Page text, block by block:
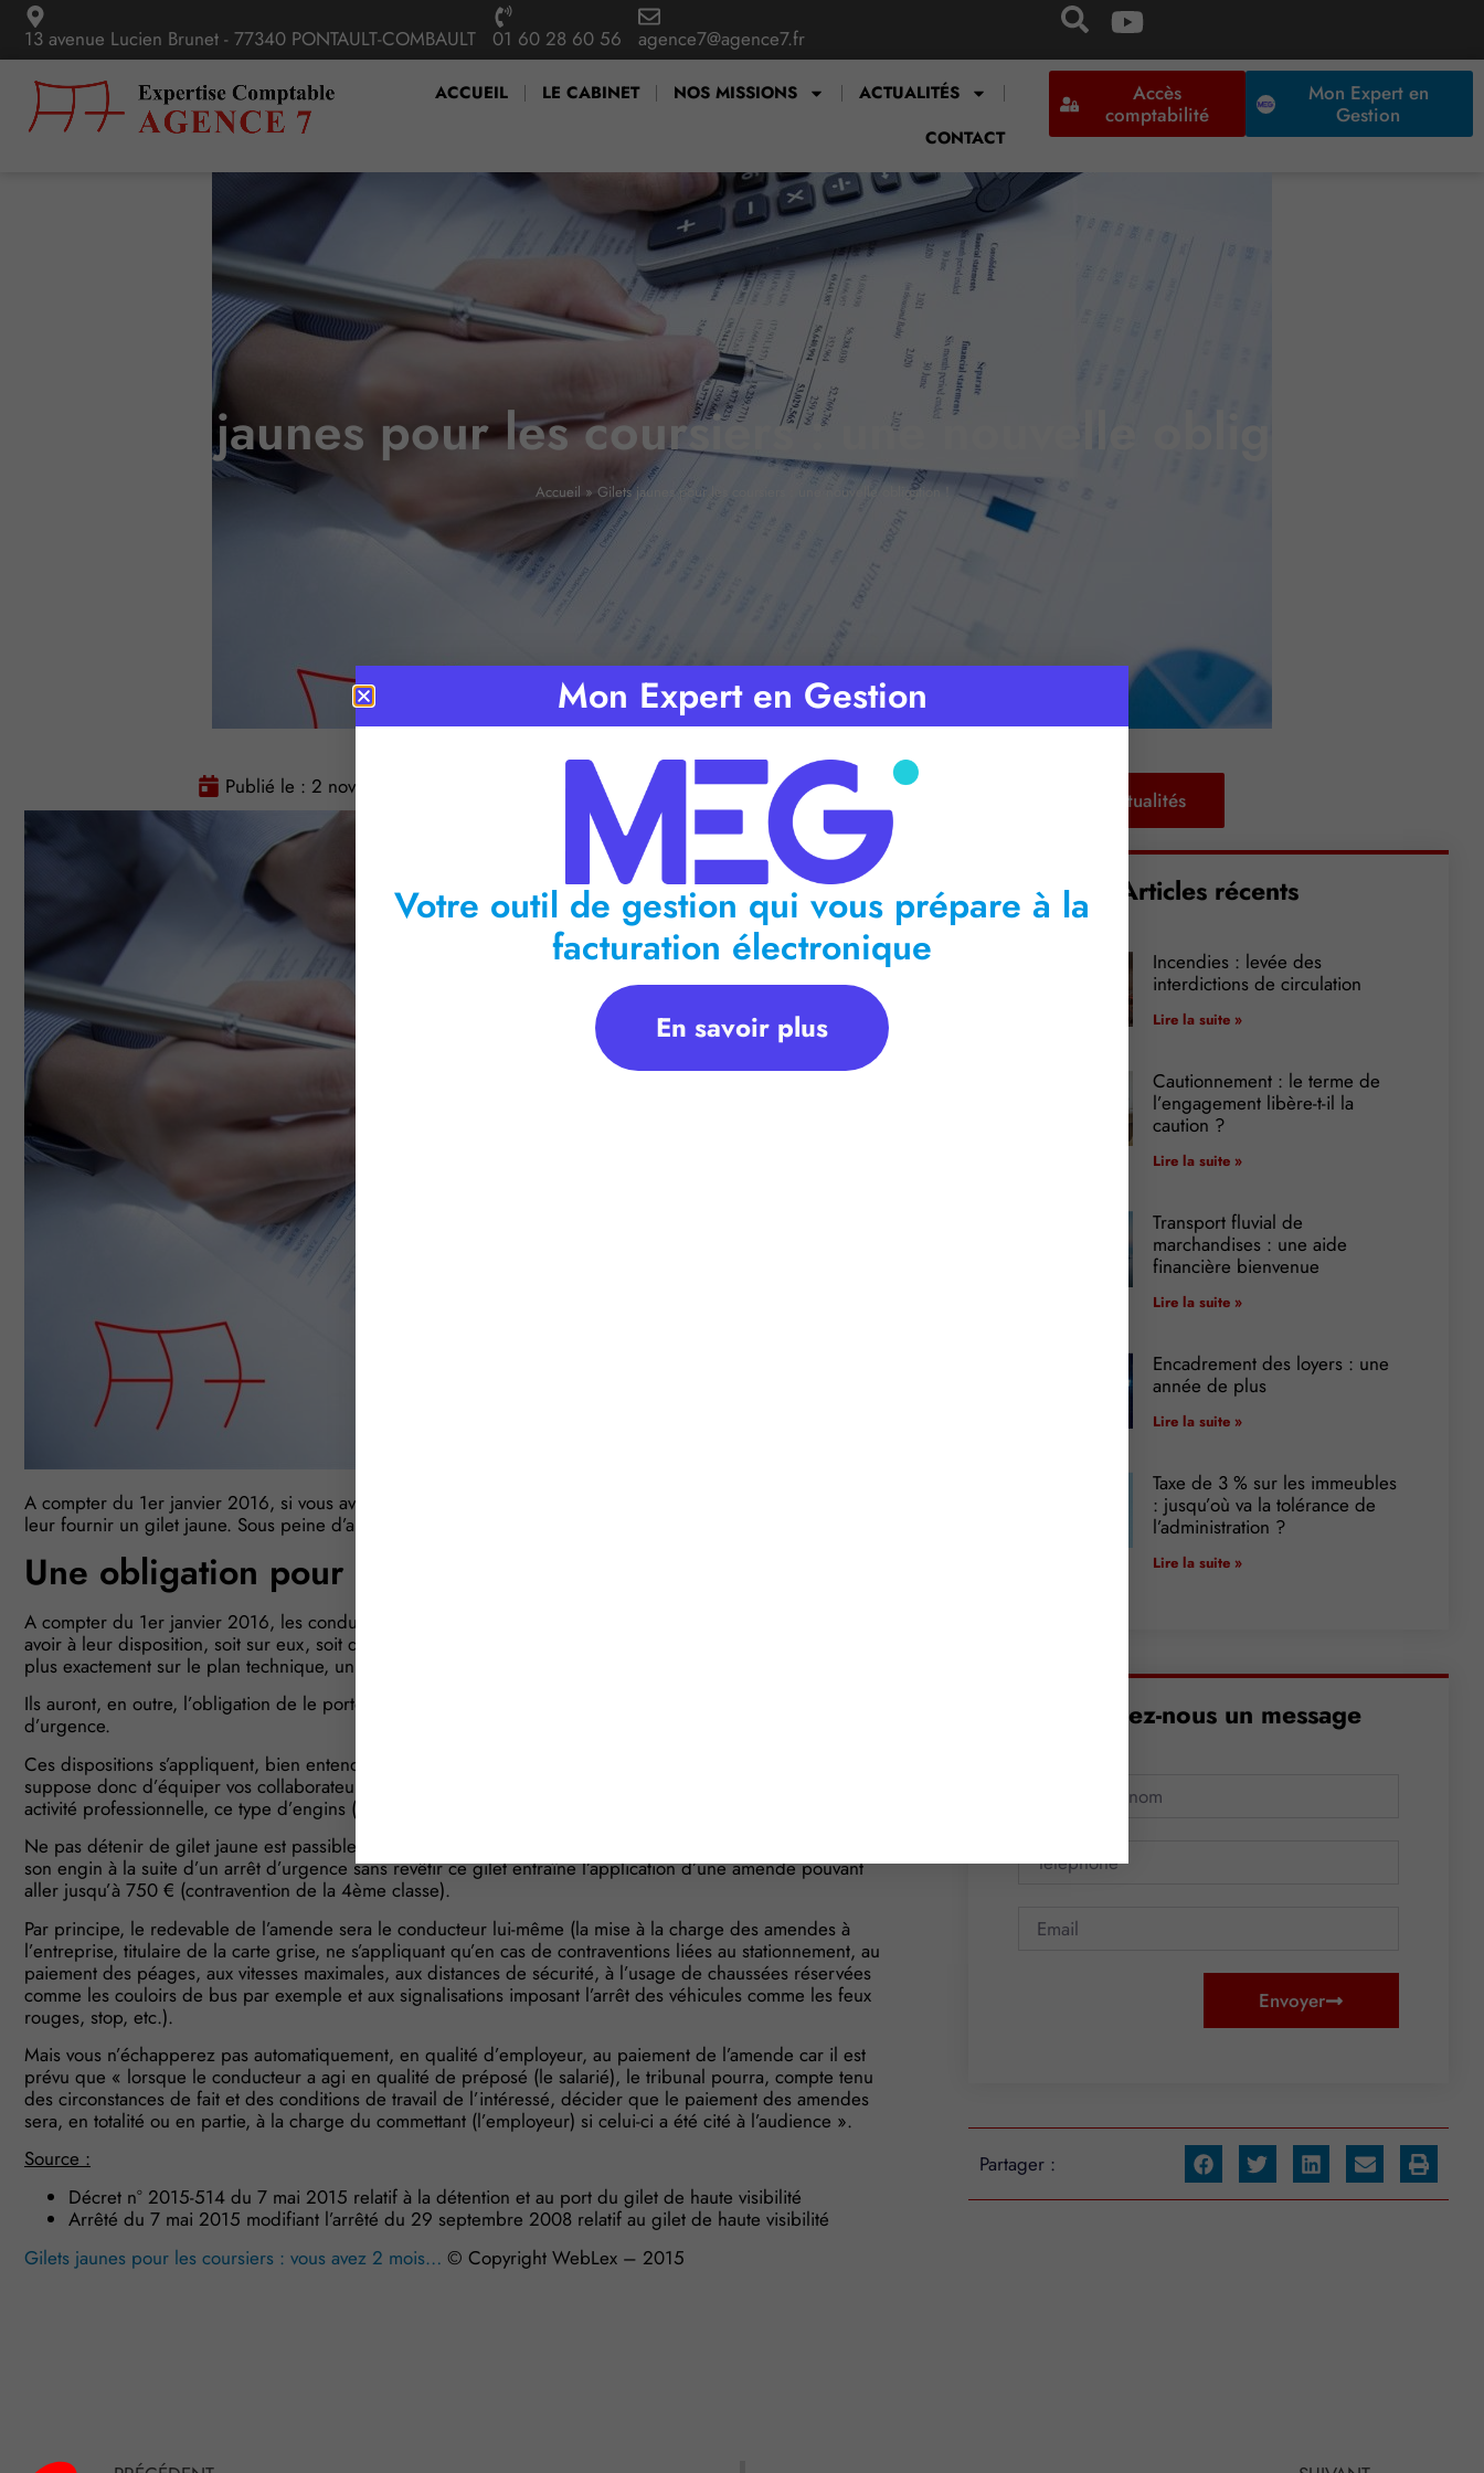
13 avenue Lucien Brunet - 77340 PONTAULT-COMBAULT 01 60 28 60 56 agence7@agence7.fr
ACCUEIL LE CABINET NOS MISSIONS
ACTUALITÉS
CONTACT
Accès
comptabilité
Mon Expert en
Gestion
Gilets jaunes pour les coursiers : une nouvelle obligation !
Accueil » Gilets jaunes pour les coursiers : une nouvelle obligation !
Publié le : 2 novembre 2015 Temps de lecture : 2 minutes
A compter du 1er janvier 2016, si vous avez recours à des coursiers utilisant des 2 (ou 3) roues, vous devrez
leur fournir un gilet jaune. Sous peine d’amende… à la charge de qui ?
Une obligation pour le conducteur
A compter du 1er janvier 2016, les conducteurs de motos, quadricycles ou scooters (2 ou 3 roues) devront
avoir à leur disposition, soit sur eux, soit dans un rangement approprié (filet, coffre, etc.) un gilet jaune (ou,
plus exactement sur le plan technique, un gilet de haute visibilité).
Ils auront, en outre, l’obligation de le porter lorsqu’ils descendent de leur engin à la suite d’un arrêt
d’urgence.
Ces dispositions s’appliquent, bien entendu, à tous les conducteurs de 2 ou 3 roues ou de quad, ce qui
suppose donc d’équiper vos collaborateurs qui seraient susceptibles d’utiliser, pour les besoins de leur
activité professionnelle, ce type d’engins (on pense notamment aux coursiers et livreurs).
Ne pas détenir de gilet jaune est passible d’une amende de 38 € (contravention de la 1ère classe) ; et quitter
son engin à la suite d’un arrêt d’urgence sans revêtir ce gilet entraîne l’application d’une amende pouvant
aller jusqu’à 750 € (contravention de la 4ème classe).
Par principe, le redevable de l’amende sera le conducteur lui-même (la mise à la charge des amendes à
l’entreprise, titulaire de la carte grise, ne s’appliquant qu’en cas de contraventions liées au stationnement, au
paiement des péages, aux vitesses maximales, aux distances de sécurité, à l’usage de chaussées réservées
comme les couloirs de bus par exemple et aux signalisations imposant l’arrêt des véhicules comme les feux
rouges, stop, etc.).
Mais vous n’échapperez pas automatiquement, en qualité d’employeur, au paiement de l’amende car il est
prévu que « lorsque le conducteur a agi en qualité de préposé (le salarié), le tribunal pourra, compte tenu
des circonstances de fait et des conditions de travail de l’intéressé, décider que le paiement des amendes
sera, en totalité ou en partie, à la charge du commettant (l’employeur) si celui-ci a été cité à l’audience ».
Source :
Décret n° 2015-514 du 7 mai 2015 relatif à la détention et au port du gilet de haute visibilité
Arrêté du 7 mai 2015 modifiant l’arrêté du 29 septembre 2008 relatif au gilet de haute visibilité
Gilets jaunes pour les coursiers : vous avez 2 mois… © Copyright WebLex – 2015
Retour aux actualités
Articles récents
Incendies : levée des
interdictions de circulation
Lire la suite »
Cautionnement : le terme de
l’engagement libère-t-il la
caution ?
Lire la suite »
Transport fluvial de
marchandises : une aide
financière bienvenue
Lire la suite »
Encadrement des loyers : une
année de plus
Lire la suite »
Taxe de 3 % sur les immeubles
: jusqu’où va la tolérance de
l’administration ?
Lire la suite »
Envoyez-nous un message
Envoyer
Partager :
Mon Expert en Gestion
Votre outil de gestion qui vous prépare à la
facturation électronique
En savoir plus